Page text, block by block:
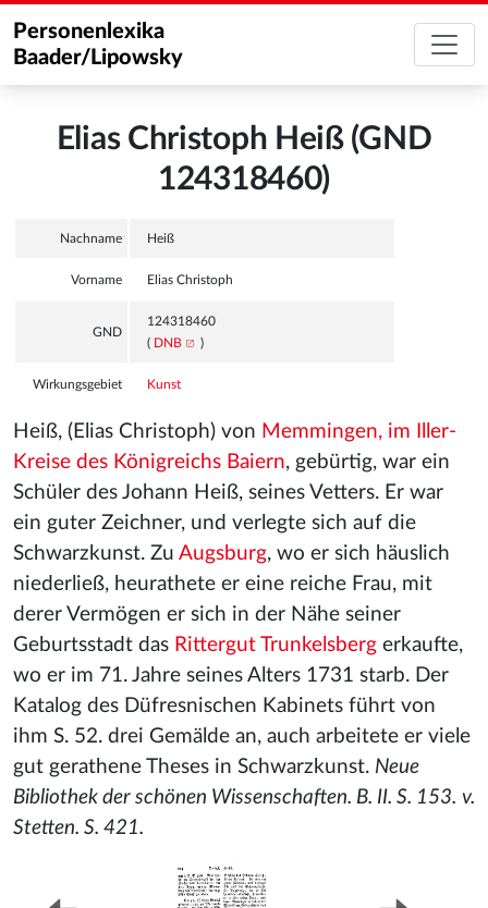
Personenlexika
Baader/Lipowsky
Elias Christoph Heiß (GND
124318460)
Nachname Heiß
Vorname Elias Christoph
GND
124318460
( DNB )
Wirkungsgebiet Kunst
Heiß, (Elias Christoph) von Memmingen, im Iller-
Kreise des Königreichs Baiern, gebürtig, war ein
Schüler des Johann Heiß, seines Vetters. Er war
ein guter Zeichner, und verlegte sich auf die
Schwarzkunst. Zu Augsburg, wo er sich häuslich
niederließ, heurathete er eine reiche Frau, mit
derer Vermögen er sich in der Nähe seiner
Geburtsstadt das Rittergut Trunkelsberg erkaufte,
wo er im 71. Jahre seines Alters 1731 starb. Der
Katalog des Düfresnischen Kabinets führt von
ihm S. 52. drei Gemälde an, auch arbeitete er viele
gut gerathene Theses in Schwarzkunst. Neue
Bibliothek der schönen Wissenschaften. B. II. S. 153. v.
Stetten. S. 421.